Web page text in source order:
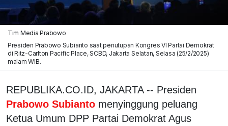
Tim Media Prabowo
Presiden Prabowo Subianto saat penutupan Kongres VI Partai Demokrat
di Ritz-Carlton Pacific Place, SCBD, Jakarta Selatan, Selasa (25/2/2025)
malam WIB.
REPUBLIKA.CO.ID, JAKARTA -- Presiden
Prabowo Subianto menyinggung peluang
Ketua Umum DPP Partai Demokrat Agus